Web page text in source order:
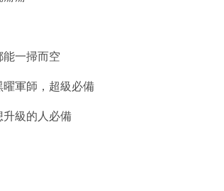
一掃而空
軍師，超級必備
級的人必備